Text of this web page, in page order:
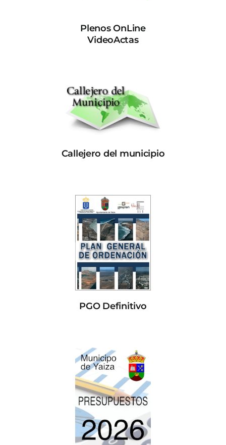
Plenos OnLine
VideoActas
Callejero del municipio
PGO Definitivo